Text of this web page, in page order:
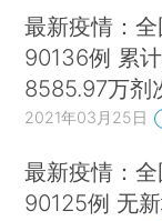
最新疫情：
90136例 累
8585.97万剂
2021年03月25日
最新疫情：
90125例 无